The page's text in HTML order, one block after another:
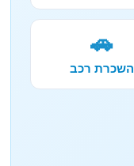
🚗
השכרת רכב